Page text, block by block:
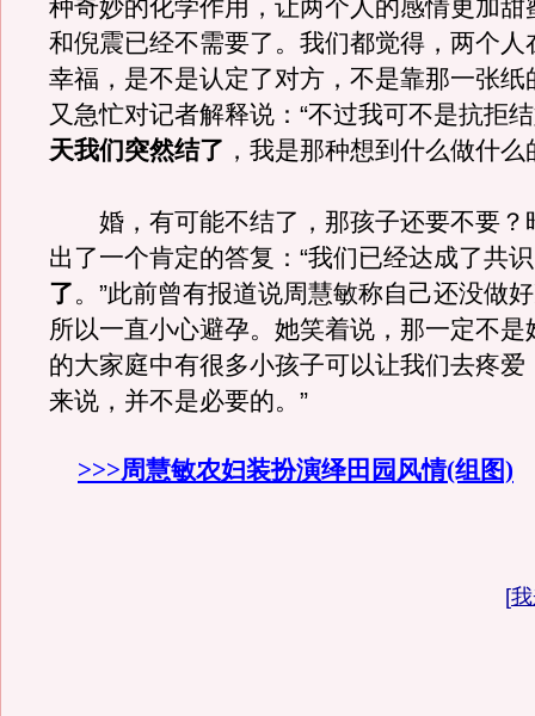
种奇妙的化学作用，让两个人的感情更加甜
和倪震已经不需要了。我们都觉得，两个人
幸福，是不是认定了对方，不是靠那一张纸
又急忙对记者解释说：“不过我可不是抗拒
天我们突然结了 ，我是那种想到什么做什么
婚，有可能不结了，那孩子还要不要？
出了一个肯定的答复：“我们已经达成了共
了。”此前曾有报道说周慧敏称自己还没做
所以一直小心避孕。她笑着说，那一定不是
的大家庭中有很多小孩子可以让我们去疼爱
来说，并不是必要的。”
>>>周慧敏农妇装扮演绎田园风情(组图)
[